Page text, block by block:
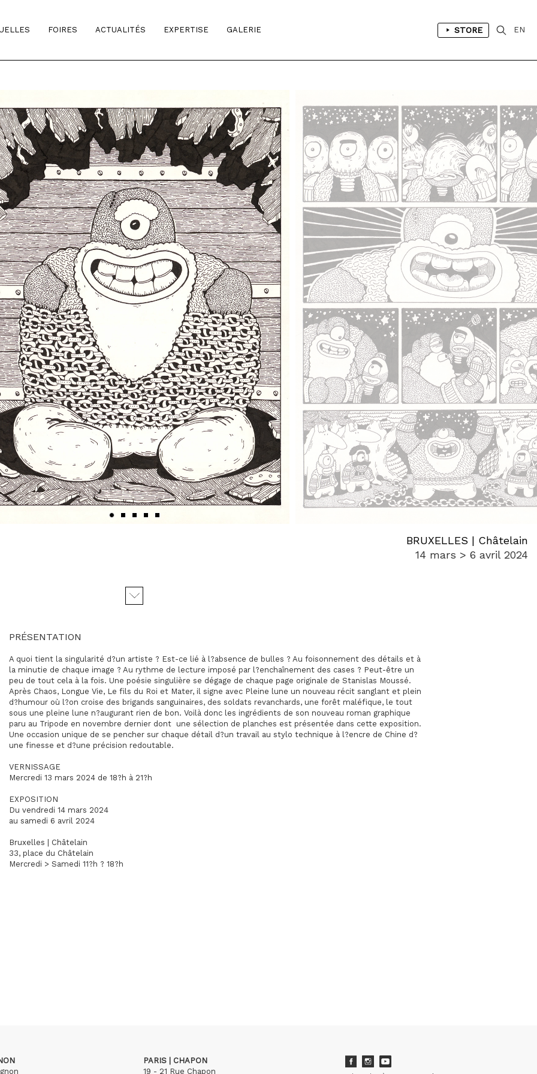
FOIRES ACTUALITÉS EXPERTISE GALERIE STORE EN
BRUXELLES | Châtelain
14 mars > 6 avril 2024
PRÉSENTATION
A quoi tient la singularité d?un artiste ? Est-ce lié à l?absence de bulles ? Au foisonnement des détails et à
la minutie de chaque image ? Au rythme de lecture imposé par l?enchaînement des cases ? Peut-être un
peu de tout cela à la fois. Une poésie singulière se dégage de chaque page originale de Stanislas Moussé.
Après Chaos, Longue Vie, Le fils du Roi et Mater, il signe avec Pleine lune un nouveau récit sanglant et plein
d?humour où l?on croise des brigands sanguinaires, des soldats revanchards, une forêt maléfique, le tout
sous une pleine lune n?augurant rien de bon. Voilà donc les ingrédients de son nouveau roman graphique
paru au Tripode en novembre dernier dont une sélection de planches est présentée dans cette exposition.
Une occasion unique de se pencher sur chaque détail d?un travail au stylo technique à l?encre de Chine d?
une finesse et d?une précision redoutable.
VERNISSAGE
Mercredi 13 mars 2024 de 18?h à 21?h
EXPOSITION
Du vendredi 14 mars 2024
au samedi 6 avril 2024
Bruxelles | Châtelain
33, place du Châtelain
Mercredi > Samedi 11?h ? 18?h
PARIS | CHAPON
19 - 21 Rue Chapon